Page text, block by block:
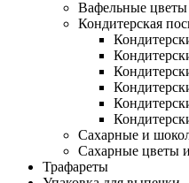
Вафельные цветы
Кондитерская
Сахарные и
Сахарные цветы
Трафареты